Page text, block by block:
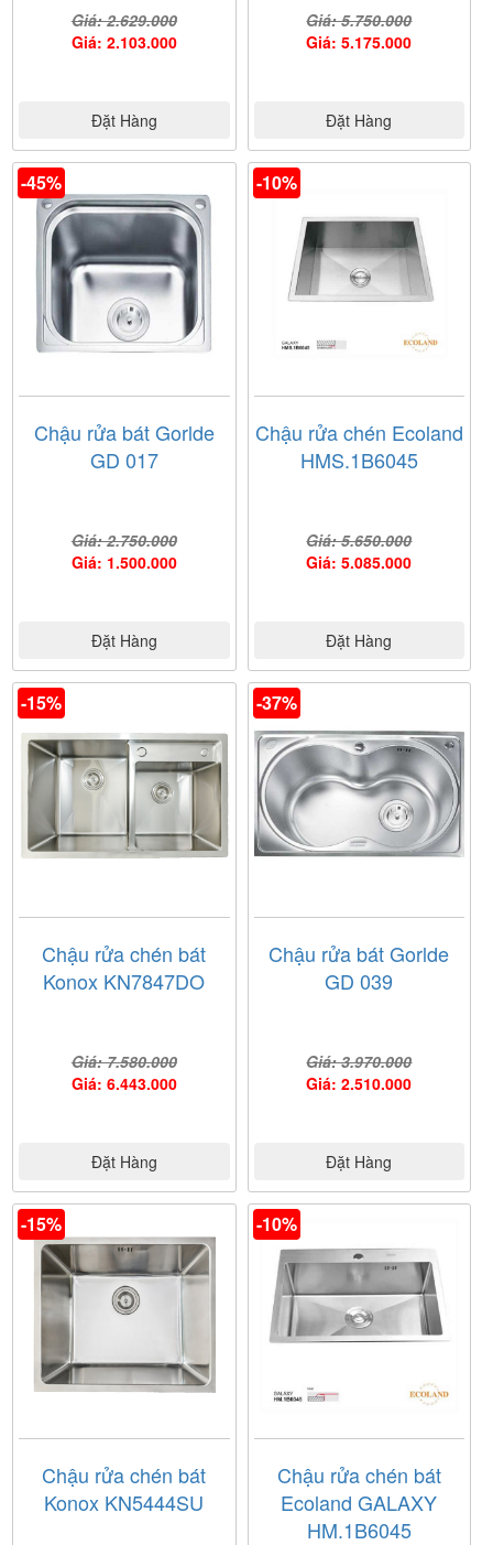
Giá: 2.629.000
Giá: 2.103.000
Đặt Hàng
Giá: 5.750.000
Giá: 5.175.000
Đặt Hàng
-45%
Chậu rửa bát Gorlde
GD 017
Giá: 2.750.000
Giá: 1.500.000
Đặt Hàng
-10%
Chậu rửa chén Ecoland
HMS.1B6045
Giá: 5.650.000
Giá: 5.085.000
Đặt Hàng
-15%
Chậu rửa chén bát
Konox KN7847DO
Giá: 7.580.000
Giá: 6.443.000
Đặt Hàng
-37%
Chậu rửa bát Gorlde
GD 039
Giá: 3.970.000
Giá: 2.510.000
Đặt Hàng
-15%
Chậu rửa chén bát
Konox KN5444SU
-10%
Chậu rửa chén bát
Ecoland GALAXY
HM.1B6045